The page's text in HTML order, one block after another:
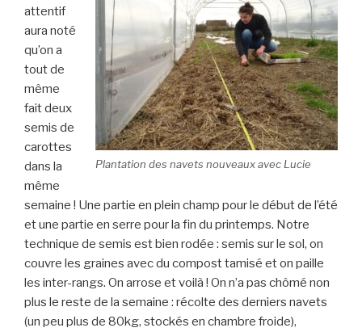
Plantation des navets nouveaux avec Lucie
attentif
aura noté
qu’on a
tout de
même
fait deux
semis de
carottes
dans la
même
semaine ! Une partie en plein champ pour le début de l’été
et une partie en serre pour la fin du printemps. Notre
technique de semis est bien rodée : semis sur le sol, on
couvre les graines avec du compost tamisé et on paille
les inter-rangs. On arrose et voilà ! On n’a pas chômé non
plus le reste de la semaine : récolte des derniers navets
(un peu plus de 80kg, stockés en chambre froide),